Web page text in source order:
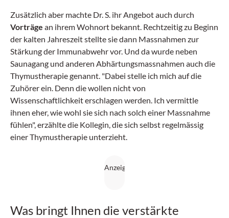
Zusätzlich aber machte Dr. S. ihr Angebot auch durch
Vorträge an ihrem Wohnort bekannt. Rechtzeitig zu Beginn
der kalten Jahreszeit stellte sie dann Massnahmen zur
Stärkung der Immunabwehr vor. Und da wurde neben
Saunagang und anderen Abhärtungsmassnahmen auch die
Thymustherapie genannt. "Dabei stelle ich mich auf die
Zuhörer ein. Denn die wollen nicht von
Wissenschaftlichkeit erschlagen werden. Ich vermittle
ihnen eher, wie wohl sie sich nach solch einer Massnahme
fühlen", erzählte die Kollegin, die sich selbst regelmässig
einer Thymustherapie unterzieht.
Was bringt Ihnen die verstärkte